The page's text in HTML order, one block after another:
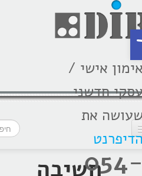
אישי /
חדשני
את
חשיבה